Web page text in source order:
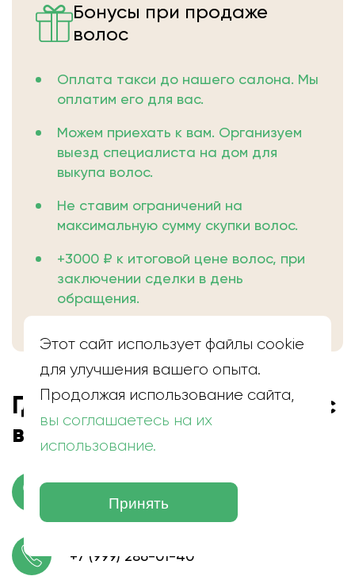
Бонусы при продаже
волос
Оплата такси до нашего салона. Мы
оплатим его для вас.
Можем приехать к вам. Организуем
выезд специалиста на дом для
выкупа волос.
Не ставим ограничений на
максимальную сумму скупки волос.
+3000 ₽ к итоговой цене волос, при
заключении сделки в день
обращения.
Где находится скупка волос
в Семендере
пгт. Семендер, ул. 26 Бакинских
Комиссаров
+7 (999) 286-01-40
Этот сайт использует файлы cookie
для улучшения вашего опыта.
Продолжая использование сайта,
вы соглашаетесь на их
использование.
Принять